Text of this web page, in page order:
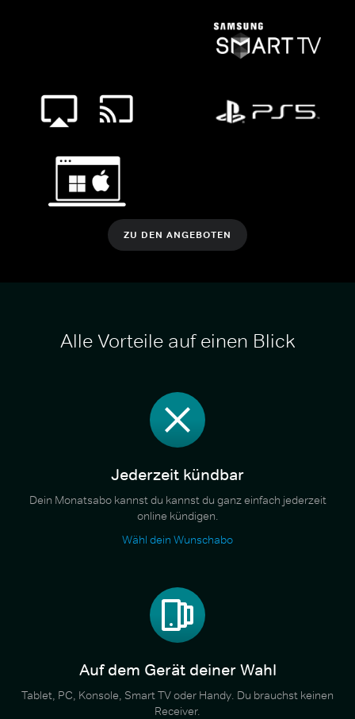
ZU DEN ANGEBOTEN
Alle Vorteile auf einen Blick
Jederzeit kündbar
Dein Monatsabo kannst du kannst du ganz einfach jederzeit
online kündigen.
Wähl dein Wunschabo
Auf dem Gerät deiner Wahl
Tablet, PC, Konsole, Smart TV oder Handy. Du brauchst keinen
Receiver.